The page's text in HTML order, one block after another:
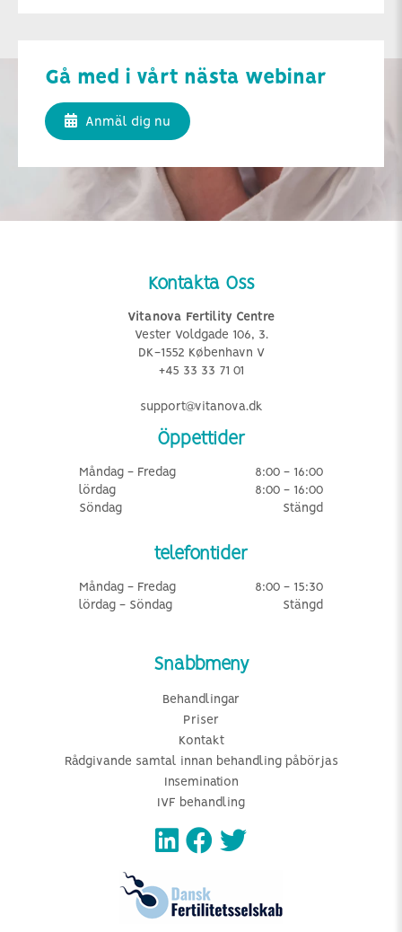
Gå med i vårt nästa webinar
Anmäl dig nu
Kontakta Oss
Vitanova Fertility Centre
Vester Voldgade 106, 3.
DK-1552 København V
+45 33 33 71 01
support@vitanova.dk
Öppettider
Måndag - Fredag
8:00 - 16:00
lördag
8:00 - 16:00
Söndag
Stängd
telefontider
Måndag - Fredag
8:00 - 15:30
lördag - Söndag
Stängd
Snabbmeny
Behandlingar
Priser
Kontakt
Rådgivande samtal innan behandling påbörjas
Insemination
IVF behandling